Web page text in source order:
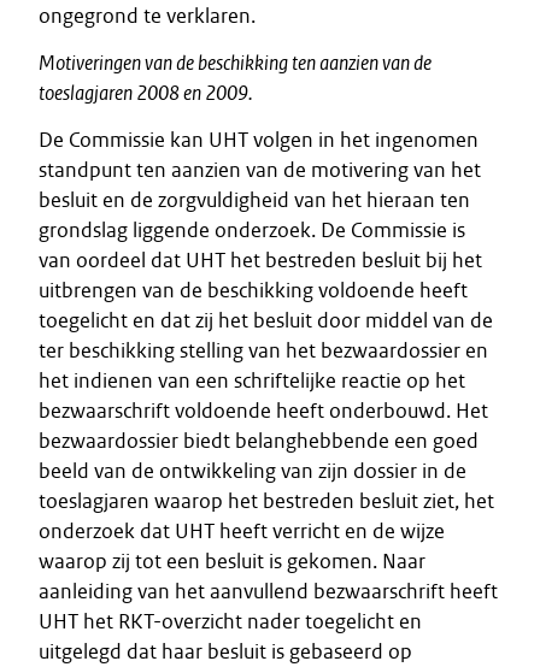
ongegrond te verklaren.
Motiveringen van de beschikking ten aanzien van de
toeslagjaren 2008 en 2009.
De Commissie kan UHT volgen in het ingenomen
standpunt ten aanzien van de motivering van het
besluit en de zorgvuldigheid van het hieraan ten
grondslag liggende onderzoek. De Commissie is
van oordeel dat UHT het bestreden besluit bij het
uitbrengen van de beschikking voldoende heeft
toegelicht en dat zij het besluit door middel van de
ter beschikking stelling van het bezwaardossier en
het indienen van een schriftelijke reactie op het
bezwaarschrift voldoende heeft onderbouwd. Het
bezwaardossier biedt belanghebbende een goed
beeld van de ontwikkeling van zijn dossier in de
toeslagjaren waarop het bestreden besluit ziet, het
onderzoek dat UHT heeft verricht en de wijze
waarop zij tot een besluit is gekomen. Naar
aanleiding van het aanvullend bezwaarschrift heeft
UHT het RKT-overzicht nader toegelicht en
uitgelegd dat haar besluit is gebaseerd op